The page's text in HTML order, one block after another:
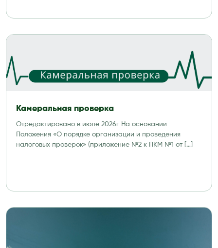
Камеральная проверка
Отредактировано в июле 2026г На основании
Положения «О порядке организации и проведения
налоговых проверок» (приложение №2 к ПКМ №1 от […]